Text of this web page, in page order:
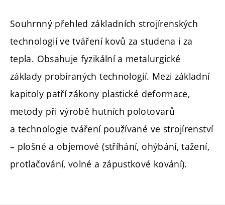
Souhrnný přehled základních strojírenských
technologií ve tváření kovů za studena i za
tepla. Obsahuje fyzikální a metalurgické
základy probíraných technologií. Mezi základní
kapitoly patří zákony plastické deformace,
metody při výrobě hutních polotovarů
a technologie tváření používané ve strojírenství
– plošné a objemové (stříhání, ohýbání, tažení,
protlačování, volné a zápustkové kování).